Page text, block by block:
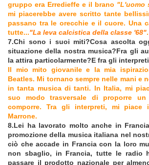
gruppo era Erredieffe e il brano "L'uomo
mi piacerebbe avere scritto tante
passano tra le orecchie e il cuore. Una
tutte..."La leva calcistica della classe '68".
7.Chi sono i suoi miti?Cosa ascolta
situazione della nostra musica?Fra gli
la attira particolarmente?E fra gli
Il mio mito giovanile e la mia
Beatles. Mi tornano sempre nelle mani e
in tanta musica di tanti. In Italia, mi
suo modo trasversale di proporre
comporre. Tra gli interpreti, mi piace
Marrone.
8.Lei ha lavorato molto anche in
promozione della musica italiana nel
ciò che accade in Francia con la loro
non sbaglio, in Francia, tutte le radio
passare il prodotto nazionale per